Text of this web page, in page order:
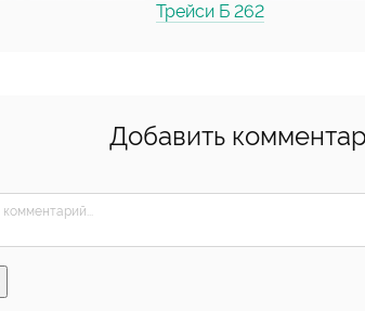
Трейси Б 262
Добавить